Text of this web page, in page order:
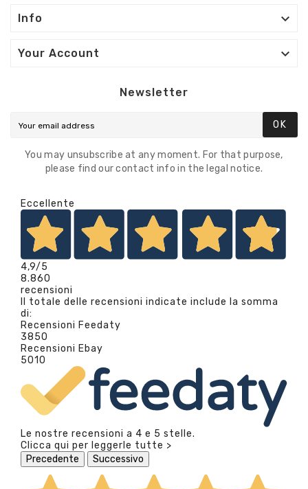
Info 
Your Account 
Newsletter
OK
You may unsubscribe at any moment. For that purpose,
please find our contact info in the legal notice.
Eccellente
4,9/5
8.860
recensioni
Il totale delle recensioni indicate include la somma
di:
Recensioni Feedaty
3850
Recensioni Ebay
5010
Le nostre recensioni a 4 e 5 stelle.
Clicca qui per leggerle tutte >
Precedente
Successivo